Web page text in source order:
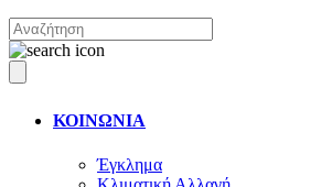
ΚΟΙΝΩΝΙΑ
Έγκλημα